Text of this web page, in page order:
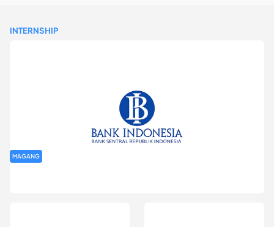
INTERNSHIP
MAGANG